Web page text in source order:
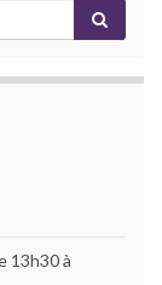
13h30 à